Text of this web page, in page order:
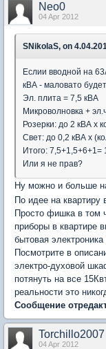
Neo0
04 Apr 2012
SNikolaS, on
Еслии вводной на
кВА - маловато
Эл. плита = 7,5 кВА
Микроволновка +
Розерки: до 2 кВА х
Свет: до 0,2 кВА х
Итого:
Или я не прав?
Ну можно и больше
По идее на
Просто фишка в том
приборы в квартире
бытовая
Посмотрите в
электро-духовой
потянуть на все
реальности это
Сообщение
Torchillo2007
04 Apr 2012